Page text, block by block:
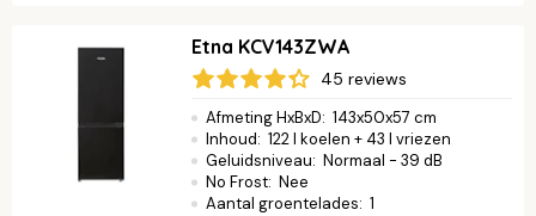
Etna KCV143ZWA
45 reviews
Afmeting HxBxD: 143x50x57 cm
Inhoud: 122 l koelen + 43 l vriezen
Geluidsniveau: Normaal - 39 dB
No Frost: Nee
Aantal groentelades: 1